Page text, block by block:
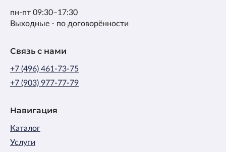
Навигация
Каталог
Услуги
пн-пт 09:30–17:30
Выходные - по договорённости
Связь с нами
+7 (496) 461-73-75
+7 (903) 977-77-79